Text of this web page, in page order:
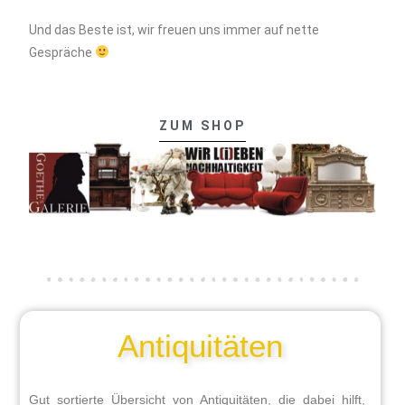
Und das Beste ist, wir freuen uns immer auf nette
Gespräche
ZUM SHOP
Antiquitäten
Gut sortierte Übersicht von Antiquitäten, die dabei hilft,